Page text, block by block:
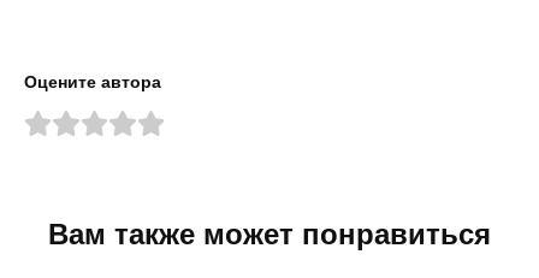
Оцените автора
Вам также может понравиться